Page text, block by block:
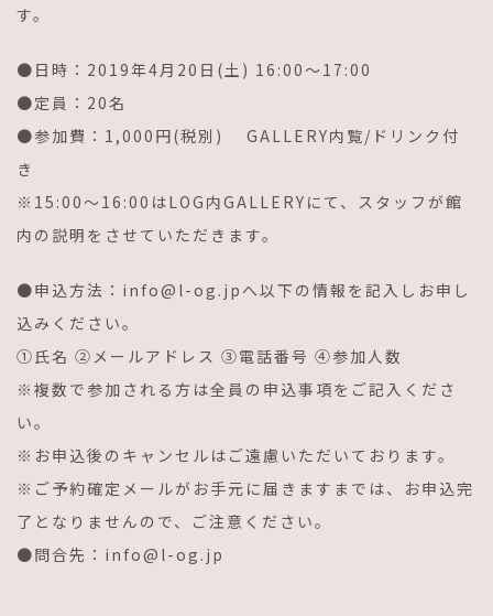
す。
●日時： 2019年4月 20 日 (土 ) 16:00〜17:00
●定員： 20名
●参加費： 1,000 円(税別 ) GALLERY内覧/ ドリンク付
き
※ 15:00〜16:00 はLOG 内GALLERY にて、スタッフが館
内の説明をさせていただきます。
●申込方法： info@l-og.jp へ以下の情報を記入しお申し
込みください。
①氏名 ②メールアドレス ③電話番号 ④参加人数
※複数で参加される方は全員の申込事項をご記入くださ
い。
※お申込後のキャンセルはご遠慮いただいております。
※ご予約確定メールがお手元に届きますまでは、お申込完
了となりませんので、ご注意ください。
●問合先： info@l-og.jp